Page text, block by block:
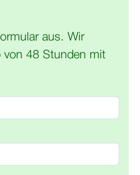
aus. Wir
von 48 Stunden mit